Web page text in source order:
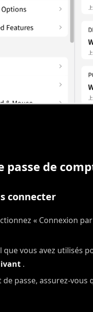
passe de
connecter
« Connexion
que vous avez utilisés
.
passe, assurez-